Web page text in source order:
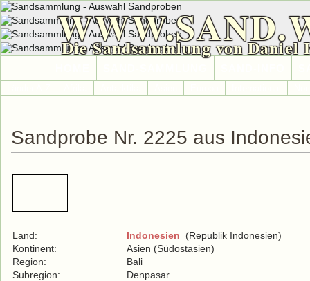
Die Sandsammlung von Daniel
Sandprobe Nr. 2225 aus
Land: Indonesien (Republik Indonesien)
Kontinent:
Asien (Südostasien)
Region:
Bali
Subregion:
Denpasar